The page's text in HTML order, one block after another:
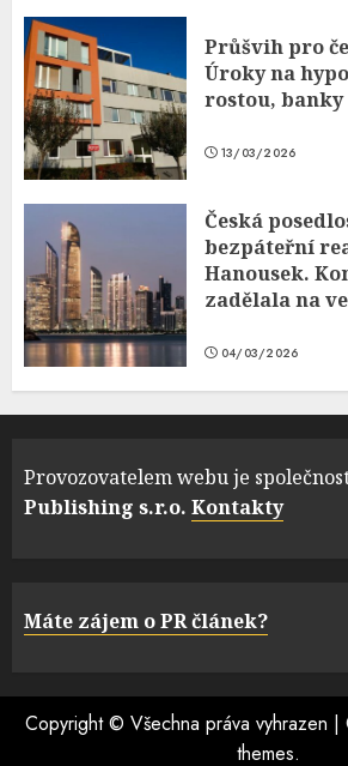
Průšvih pro
Úroky na
rostou,
13/03/2026
Česká
bezpáteřní
Hanousek.
zadělala na
04/03/2026
Provozovatelem webu je
Publishing s.r.o. Kontakty
Máte zájem o PR článek?
Copyright © Všechna práva vyhrazen |
themes.